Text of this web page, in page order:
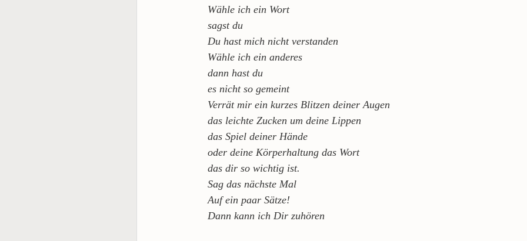
Wähle ich ein Wort
sagst du
Du hast mich nicht verstanden
Wähle ich ein anderes
dann hast du
es nicht so gemeint
Verrät mir ein kurzes Blitzen deiner Augen
das leichte Zucken um deine Lippen
das Spiel deiner Hände
oder deine Körperhaltung das Wort
das dir so wichtig ist.
Sag das nächste Mal
Auf ein paar Sätze!
Dann kann ich Dir zuhören